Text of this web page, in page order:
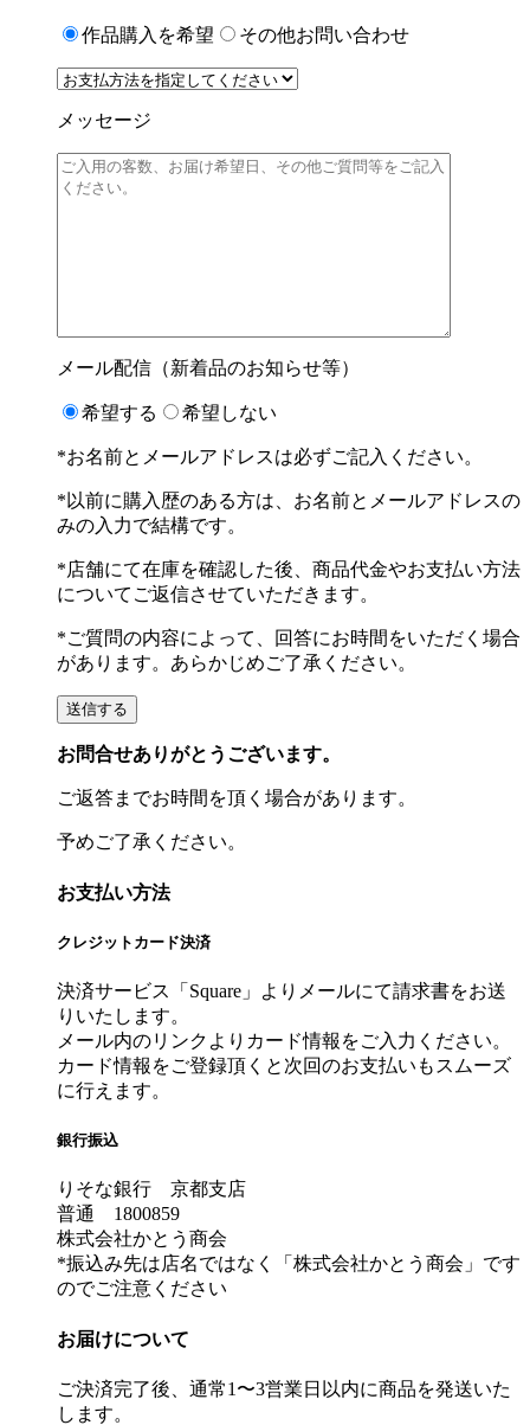
作品購入を希望 その他お問い合わせ
メッセージ
メール配信（新着品のお知らせ等）
希望する 希望しない
*お名前とメールアドレスは必ずご記入ください。
*以前に購入歴のある方は、お名前とメールアドレスの
みの入力で結構です。
*店舗にて在庫を確認した後、商品代金やお支払い方法
についてご返信させていただきます。
*ご質問の内容によって、回答にお時間をいただく場合
があります。あらかじめご了承ください。
お問合せありがとうございます。
ご返答までお時間を頂く場合があります。
予めご了承ください。
お支払い方法
クレジットカード決済
決済サービス「Square」よりメールにて請求書をお送
りいたします。
メール内のリンクよりカード情報をご入力ください。
カード情報をご登録頂くと次回のお支払いもスムーズ
に行えます。
銀行振込
りそな銀行 京都支店
普通 1800859
株式会社かとう商会
*振込み先は店名ではなく「株式会社かとう商会」です
のでご注意ください
お届けについて
ご決済完了後、通常1〜3営業日以内に商品を発送いた
します。